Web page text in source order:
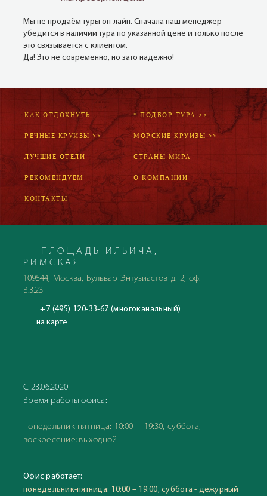
Мы не продаём туры он-лайн. Сначала наш менеджер
убедится в наличии тура по указанной цене и только после
это связывается с клиентом.
Да! Это не современно, но зато надёжно!
КАК ОТДОХНУТЬ * ПОДБОР ТУРА >>
РЕЧНЫЕ КРУИЗЫ >> МОРСКИЕ КРУИЗЫ >>
ЛУЧШИЕ ОТЕЛИ СТРАНЫ МИРА
РЕКОМЕНДУЕМ О КОМПАНИИ
КОНТАКТЫ
ПЛОЩАДЬ ИЛЬИЧА,
РИМСКАЯ
109544, Москва, Бульвар Энтузиастов д. 2, оф.
В.3.23
+7 (495) 120-33-67 (многоканальный)
на карте
С 23.06.2020
Время работы офиса:
понедельник-пятница: 10:00 – 19:30, суббота,
воскресение: выходной
Офис работает:
понедельник-пятница: 10:00 – 19:00, суббота - дежурный